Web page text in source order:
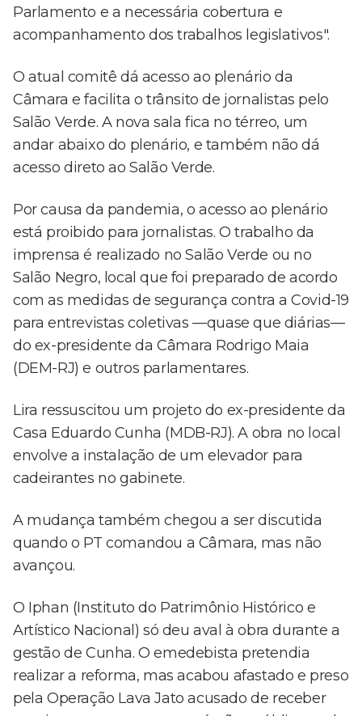
Parlamento e a necessária cobertura e
acompanhamento dos trabalhos legislativos".
O atual comitê dá acesso ao plenário da
Câmara e facilita o trânsito de jornalistas pelo
Salão Verde. A nova sala fica no térreo, um
andar abaixo do plenário, e também não dá
acesso direto ao Salão Verde.
Por causa da pandemia, o acesso ao plenário
está proibido para jornalistas. O trabalho da
imprensa é realizado no Salão Verde ou no
Salão Negro, local que foi preparado de acordo
com as medidas de segurança contra a Covid-19
para entrevistas coletivas —quase que diárias—
do ex-presidente da Câmara Rodrigo Maia
(DEM-RJ) e outros parlamentares.
Lira ressuscitou um projeto do ex-presidente da
Casa Eduardo Cunha (MDB-RJ). A obra no local
envolve a instalação de um elevador para
cadeirantes no gabinete.
A mudança também chegou a ser discutida
quando o PT comandou a Câmara, mas não
avançou.
O Iphan (Instituto do Patrimônio Histórico e
Artístico Nacional) só deu aval à obra durante a
gestão de Cunha. O emedebista pretendia
realizar a reforma, mas acabou afastado e preso
pela Operação Lava Jato acusado de receber